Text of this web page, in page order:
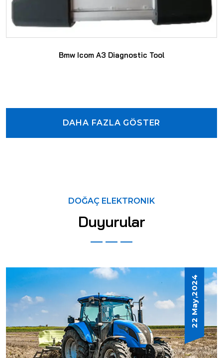
Bmw Icom A3 Diagnostic Tool
DAHA FAZLA GÖSTER
DAHA FAZLA GÖSTER
DOĞAÇ ELEKTRONIK
Duyurular
22 May,2024